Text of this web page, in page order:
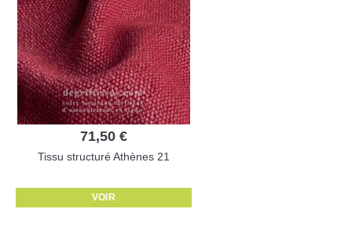
71,50 €
Tissu structuré Athènes 21
VOIR